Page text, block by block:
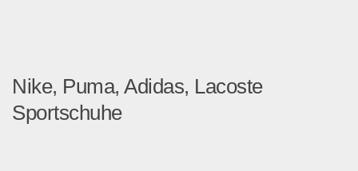
Nike, Puma, Adidas, Lacoste
Sportschuhe